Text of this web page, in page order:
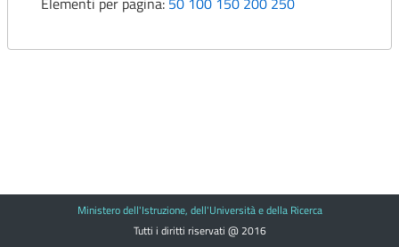
Ministero dell'Istruzione, dell'Università e della Ricerca
Tutti i diritti riservati @ 2016